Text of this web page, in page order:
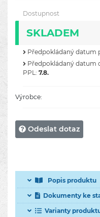
Dostupnost
SKLADEM
Předpokládaný datum
Předpokládaný datum
PPL: 7.8.
Výrobce:
Odeslat dotaz
Popis produktu
Dokumenty ke
Varianty